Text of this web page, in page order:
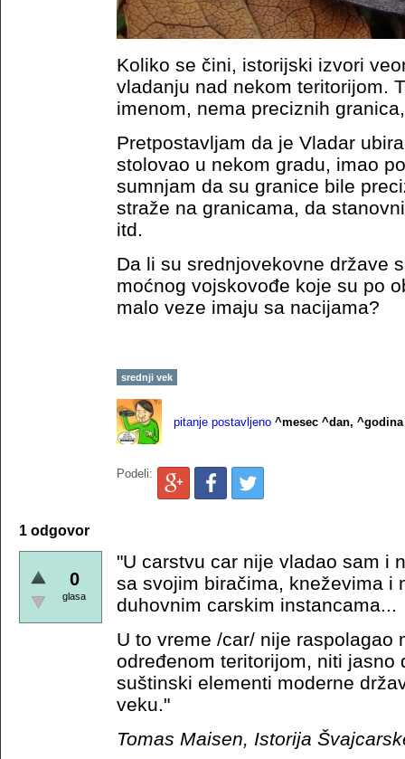
Koliko se čini, istorijski izvori
vladanju nad nekom teritorijom.
imenom, nema preciznih granica,
Pretpostavljam da je Vladar
stolovao u nekom gradu, imao
sumnjam da su granice bile
straže na granicama, da
itd.
Da li su srednjovekovne države
moćnog vojskovođe koje su po
malo veze imaju sa nacijama?
srednji vek
pitanje postavljeno ^mesec ^dan, ^godina
Podeli:
1 odgovor
0
glasa
"U carstvu car nije vladao sam i
sa svojim biračima, kneževima i
duhovnim carskim instancama...
U to vreme /car/ nije raspolagao
određenom teritorijom, niti jasno
suštinski elementi moderne
veku."
Tomas Maisen, Istorija